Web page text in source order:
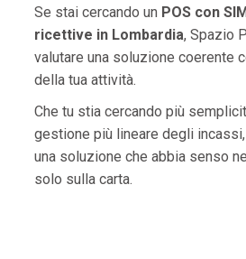
Se stai cercando un POS con
ricettive in Lombardia, Spazio
valutare una soluzione coerente
della tua attività.
Che tu stia cercando più
gestione più lineare degli
una soluzione che abbia senso
solo sulla carta.